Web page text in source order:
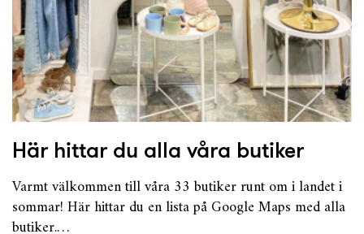
Här hittar du alla våra butiker
Varmt välkommen till våra 33 butiker runt om i landet i
sommar! Här hittar du en lista på Google Maps med alla
butiker.…